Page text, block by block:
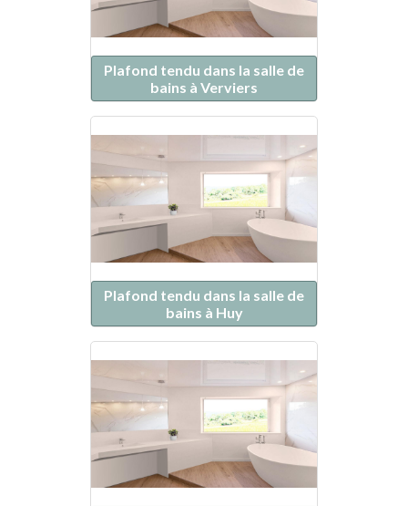
Plafond tendu dans la salle de
bains à Verviers
Plafond tendu dans la salle de
bains à Huy